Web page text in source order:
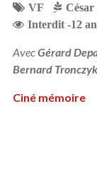
VF
César
Interdit -12
AvecGérard
Bernard Tronczyk
Ciné mémoire